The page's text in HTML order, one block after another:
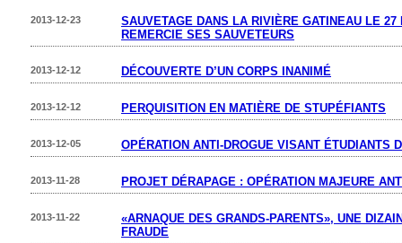
SAUVETAGE DANS LA RIVIÈRE GATINEAU LE
REMERCIE SES SAUVETEURS
2013-12-23
DÉCOUVERTE D’UN CORPS INANIMÉ
2013-12-12
PERQUISITION EN MATIÈRE DE STUPÉFIANTS
2013-12-12
OPÉRATION ANTI-DROGUE VISANT ÉTUDIANTS
2013-12-05
PROJET DÉRAPAGE : OPÉRATION MAJEURE
2013-11-28
«ARNAQUE DES GRANDS-PARENTS», UNE
FRAUDE
2013-11-22